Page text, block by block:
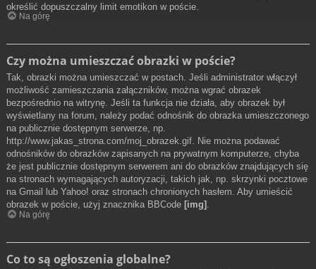
określić dopuszczalny limit emotikon w poście.
Na górę
Czy można umieszczać obrazki w poście?
Tak, obrazki można umieszczać w postach. Jeśli administrator włączył
możliwość zamieszczania załączników, można wgrać obrazek
bezpośrednio na witrynę. Jeśli ta funkcja nie działa, aby obrazek był
wyświetlany na forum, należy podać odnośnik do obrazka umieszczonego
na publicznie dostępnym serwerze, np.
http://www.jakas_strona.com/moj_obrazek.gif. Nie można podawać
odnośników do obrazków zapisanych na prywatnym komputerze, chyba
że jest publicznie dostępnym serwerem ani do obrazków znajdujących się
na stronach wymagających autoryzacji, takich jak, np. skrzynki pocztowe
na Gmail lub Yahoo! oraz stronach chronionych hasłem. Aby umieścić
obrazek w poście, użyj znacznika BBCode [img] .
Na górę
Co to są ogłoszenia globalne?